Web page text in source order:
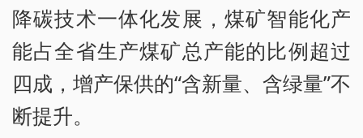
降碳技术一体化发展，煤矿智能化产
能占全省生产煤矿总产能的比例超过
四成，增产保供的“含新量、含绿量”不
断提升。